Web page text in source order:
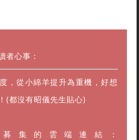
者心事：
，從小綿羊提升為重機，好想
(都沒有昭儀先生貼心)
集的雲端連結：